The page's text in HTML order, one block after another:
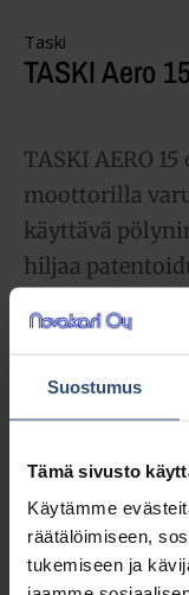
Suostumus
Tämä sivusto
Käytämme
räätälöimiseen,
tukemiseen ja
Taski
TASKI Aero
TASKI AERO
moottorilla
käyttävä
hiljaa
320,70€ alv
Yhteensä: